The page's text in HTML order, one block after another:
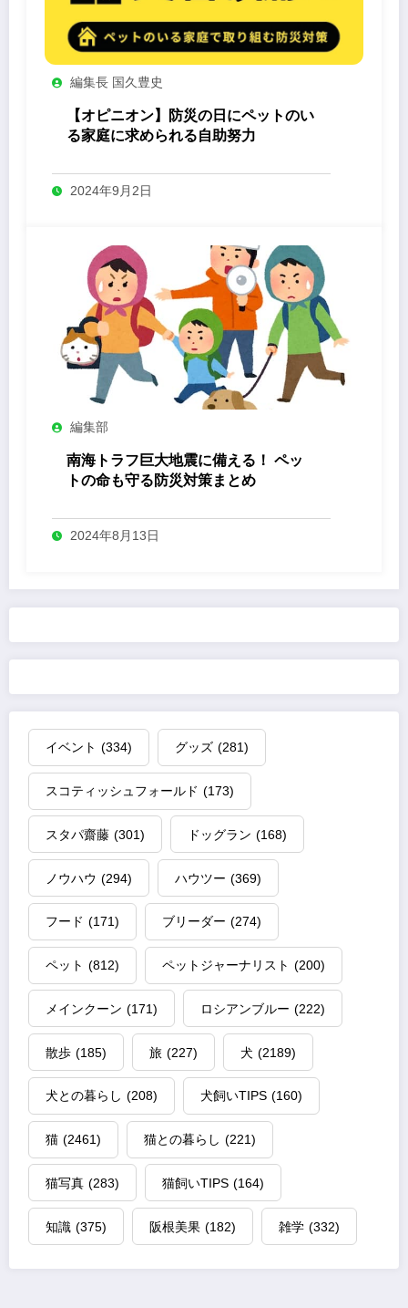
編集長 国久豊史
【オピニオン】防災の日にペットのい
る家庭に求められる自助努力
2024年9月2日
編集部
南海トラフ巨大地震に備える！ ペッ
トの命も守る防災対策まとめ
2024年8月13日
イベント (334) グッズ (281)
スコティッシュフォールド (173)
スタパ齋藤 (301) ドッグラン (168)
ノウハウ (294) ハウツー (369)
フード (171) ブリーダー (274)
ペット (812) ペットジャーナリスト (200)
メインクーン (171) ロシアンブルー (222)
散歩 (185) 旅 (227) 犬 (2189)
犬との暮らし (208) 犬飼いTIPS (160)
猫 (2461) 猫との暮らし (221)
猫写真 (283) 猫飼いTIPS (164)
知識 (375) 阪根美果 (182) 雑学 (332)